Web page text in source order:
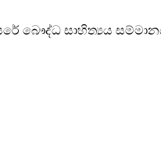
බෞද්ධ සාහිත්‍යය සම්මානය